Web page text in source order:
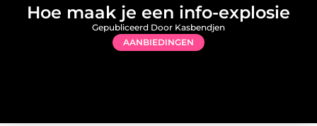
Hoe maak je een info-explosie
AANBIEDINGEN
Gepubliceerd Door Kasbendjen